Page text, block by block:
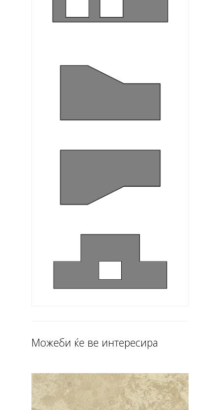
Можеби ќе ве интересира